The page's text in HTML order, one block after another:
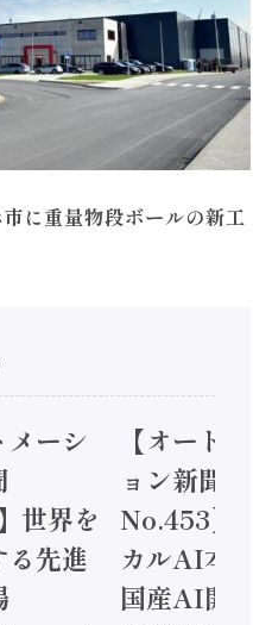
に重量物段ボールの新工
メーシ
世界を
る先進
【オートメ
ョン新聞
No.453】フ
カルAI本格
国産AI開発